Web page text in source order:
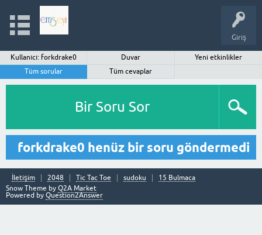
Giriş
Kullanıcı: forkdrake0 Duvar
Yeni etkinlikler
Tüm sorular
Tüm cevaplar
Bir Soru Sor
forkdrake0 henüz bir soru göndermedi
İletişim 2048 Tic Tac Toe sudoku
15 Bulmaca
Snow Theme by Q2A Market
Powered by Question2Answer